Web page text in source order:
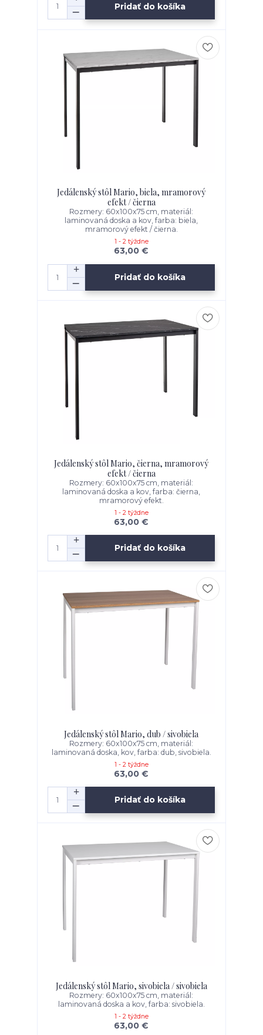
Pridať do košíka
Jedálenský stôl Mario, biela, mramorový
efekt / čierna
Rozmery: 60x100x75 cm, materiál:
laminovaná doska a kov, farba: biela,
mramorový efekt / čierna.
63,00 €
1 - 2 týždne
Pridať do košíka
Jedálenský stôl Mario, čierna, mramorový
efekt / čierna
Rozmery: 60x100x75 cm, materiál:
laminovaná doska a kov, farba: čierna,
mramorový efekt.
63,00 €
1 - 2 týždne
Pridať do košíka
Jedálenský stôl Mario, dub / sivobiela
Rozmery: 60x100x75 cm, materiál:
laminovaná doska, kov, farba: dub, sivobiela.
63,00 €
1 - 2 týždne
Pridať do košíka
Jedálenský stôl Mario, sivobiela / sivobiela
Rozmery: 60x100x75 cm, materiál:
laminovaná doska a kov, farba: sivobiela.
63,00 €
1 - 2 týždne